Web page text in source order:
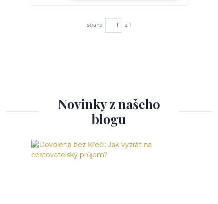
strana z 1
Novinky z našeho
blogu